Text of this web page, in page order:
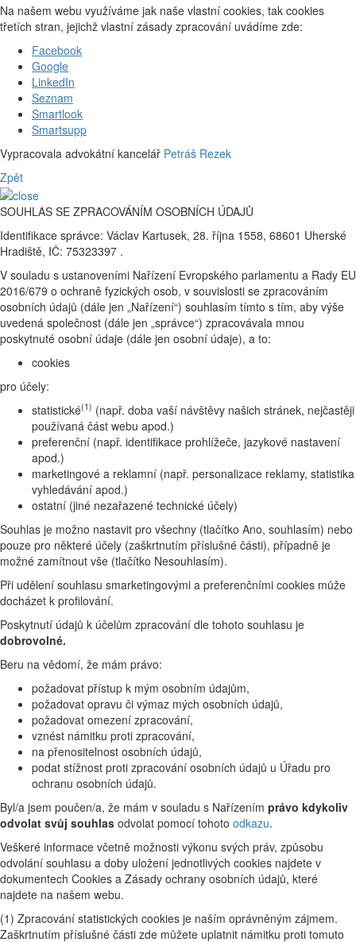
Na našem webu využíváme jak naše vlastní cookies, tak cookies
třetích stran, jejichž vlastní zásady zpracování uvádíme zde:
Facebook
Google
LinkedIn
Seznam
Smartlook
Smartsupp
Vypracovala advokátní kancelář Petráš Rezek
Zpět
SOUHLAS SE ZPRACOVÁNÍM OSOBNÍCH ÚDAJŮ
Identifikace správce: Václav Kartusek, 28. října 1558, 68601 Uherské
Hradiště, IČ: 75323397 .
V souladu s ustanoveními Nařízení Evropského parlamentu a Rady EU
2016/679 o ochraně fyzických osob, v souvislosti se zpracováním
osobních údajů (dále jen „Nařízení“) souhlasím tímto s tím, aby výše
uvedená společnost (dále jen „správce“) zpracovávala mnou
poskytnuté osobní údaje (dále jen osobní údaje), a to:
cookies
pro účely:
statistické(1) (např. doba vaší návštěvy našich stránek, nejčastěji
používaná část webu apod.)
preferenční (např. identifikace prohlížeče, jazykové nastavení
apod.)
marketingové a reklamní (např. personalizace reklamy, statistika
vyhledávání apod.)
ostatní (jiné nezařazené technické účely)
Souhlas je možno nastavit pro všechny (tlačítko Ano, souhlasím) nebo
pouze pro některé účely (zaškrtnutím příslušné části), případně je
možné zamítnout vše (tlačítko Nesouhlasím).
Při udělení souhlasu smarketingovými a preferenčními cookies může
docházet k profilování.
Poskytnutí údajů k účelům zpracování dle tohoto souhlasu je
dobrovolné.
Beru na vědomí, že mám právo:
požadovat přístup k mým osobním údajům,
požadovat opravu či výmaz mých osobních údajů,
požadovat omezení zpracování,
vznést námitku proti zpracování,
na přenositelnost osobních údajů,
podat stížnost proti zpracování osobních údajů u Úřadu pro
ochranu osobních údajů.
Byl/a jsem poučen/a, že mám v souladu s Nařízením právo kdykoliv
odvolat svůj souhlas odvolat pomocí tohoto odkazu.
Veškeré informace včetně možnosti výkonu svých práv, způsobu
odvolání souhlasu a doby uložení jednotlivých cookies najdete v
dokumentech Cookies a Zásady ochrany osobních údajů, které
najdete na našem webu.
(1) Zpracování statistických cookies je naším oprávněným zájmem.
Zaškrtnutím příslušné části zde můžete uplatnit námitku proti tomuto